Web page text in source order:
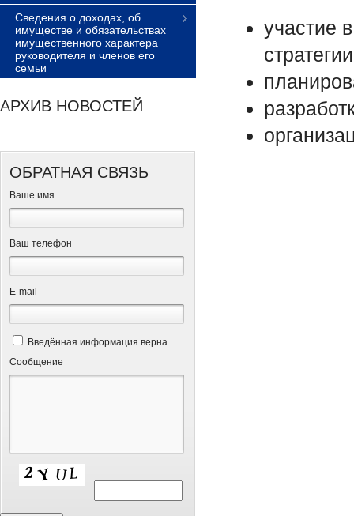
Сведения о доходах, об
имуществе и обязательствах
имущественного характера
руководителя и членов его
семьи
АРХИВ НОВОСТЕЙ
ОБРАТНАЯ СВЯЗЬ
Ваше имя
Ваш телефон
Е-mail
Введённая информация верна
Сообщение
участие